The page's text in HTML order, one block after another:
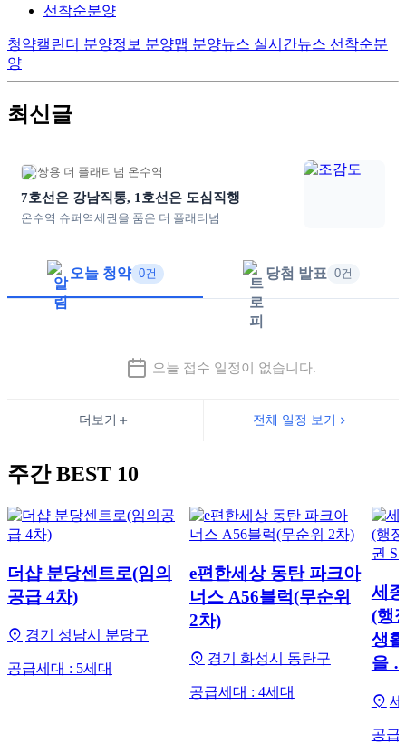
선착순분양
청약캘린더 분양정보 분양맵 분양뉴스 실시간뉴스 선착순분
양
최신글
쌍용 더 플래티넘 온수역
7호선은 강남직통, 1호선은 도심직행
온수역 슈퍼역세권을 품은 더 플래티넘
오늘 청약 0건 당첨 발표 0건
오늘 접수 일정이 없습니다.
더보기 전체 일정 보기
주간 BEST 10
더샵 분당센트로(임의
공급 4차)
경기 성남시 분당구
공급세대 : 5세대
e편한세상 동탄 파크아
너스 A56블럭(무순위
2차)
경기 화성시 동탄구
공급세대 : 4세대
세
(행
생
을
공급